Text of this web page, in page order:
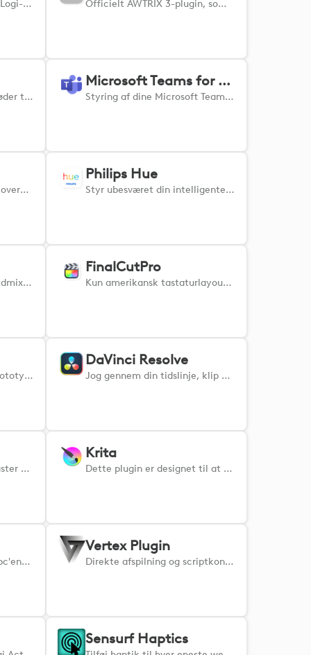
Adobe Audition Plugin til Logi-enheder forbedrer din arbejdsgang ved at tilbyde problemfri integration med flere app-handlinger. Dette plugin giver dig mulighed for at styre Auditions værktøjer og funktioner direkte fra dine MX-enheder, hvilket giver hurtig adgang til almindeligt anvendte handlinger som justering af niveauer, EQ-indstillinger, fades og meget mere. Tilpas genveje og strømlin din kreative proces med intuitiv, taktil kontrol, der forbedrer effektiviteten og præcisionen i dit lydredigeringsarbejde. Officielt AWTRIX 3-plugin, som giver et sæt tilpassede handlinger til dit Ulanzi Smart Pixel-ur.
Optimer dine virtuelle møder til en jævn og effektiv oplevelse, og få gavn af avanceret haptisk feedback, der udelukkende findes på MX Master 4-musen, for et mere engagerende og responsivt mødemiljø. Ubesværet kontrol af vigtige Zoom-funktioner via taktile input giver dig mulighed for nemt at slå lyden til og fra, skifte video og udtrykke reaktioner direkte fra din enhed, hvilket strømliner din arbejdsgang og sikrer, at du holder fokus under hvert møde.
Microsoft Teams for Business
Styring af dine Microsoft Teams-møder. Slå lyden fra, skift kamera, slør baggrund, reaktioner og meget mere!
Hold kontakten og bevar overblikket med hurtig adgang til Discord-funktioner
Philips Hue
Styr ubesværet din intelligente belysning med Philips Hue Plugin til MX-enheder. Juster problemfrit lysstyrke og farvetemperatur, tænd og sluk for individuelle lamper, scener eller hele zoner, og indstil brugerdefinerede handlinger for at skabe den perfekte stemning.
MIXLINE er software til lydmixning, der forenkler routing, mixning og streaming af lyd. Når du har konfigureret dine lydindgange og -udgange i MIXLINE, giver dette plugin dig mulighed for at justere lydstyrken, slå lyden fra og begynde at overvåge direkte fra dine Logi-enheder.
FinalCutPro
Kun amerikansk tastaturlayout understøttes. Styring af Final Cut Pro. Når du installerer pluginet, skal du sørge for, at FCP er lukket, så de korrekte indstillinger for tastaturgenveje automatisk vælges i FCP. Hvis handlinger ikke fungerer korrekt, skal du sørge for, at det korrekte Logi-kommandosæt er valgt i FCP -> Command Sets.
Gør det nemt at skabe prototyper, vektorgrafik og Figjams med øjeblikkelig adgang til dine foretrukne værktøjer.
DaVinci Resolve
Jog gennem din tidslinje, klip hurtigt, organiser og genindspil dine klip med øjeblikkelig adgang til dine mest brugte værktøjer.
Bedøm dine billeder og juster dem hurtigt og præcist ved at bruge Adobe Lightroom med dine Logitech-enheder.
Krita
Dette plugin er designet til at styre Krita på en præcis og effektiv måde. ADVARSEL: brugere af v1.x, se venligst hjemmesiden. https://borne2code.github.io/LogiPluginForKrita/index.html
Plugin til overvågning af pc'ens ydeevne i realtid. Viser FPS-, CPU-, GPU- og RAM-målinger ved hjælp af Afterburner og RTSS.
Vertex Plugin
Direkte afspilning og scriptkontrol
Sensurf Haptics